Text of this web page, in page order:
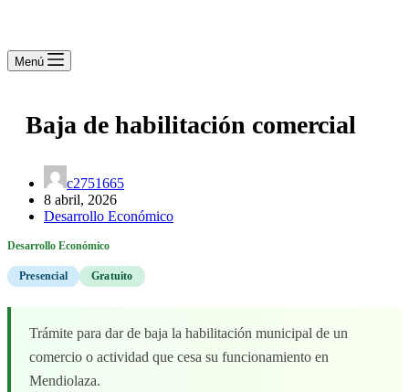
Menú
Baja de habilitación comercial
c2751665
8 abril, 2026
Desarrollo Económico
Desarrollo Económico
Presencial Gratuito
Trámite para dar de baja la habilitación municipal de un
comercio o actividad que cesa su funcionamiento en
Mendiolaza.